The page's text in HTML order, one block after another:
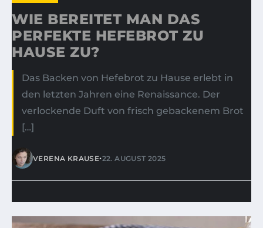
WIE BEREITET MAN DAS
PERFEKTE HEFEBROT ZU
HAUSE ZU?
Das Backen von Hefebrot zu Hause erlebt in
den letzten Jahren eine Renaissance. Der
verlockende Duft von frisch gebackenem Brot
[…]
VERENA KRAUSE•22. AUGUST 2025